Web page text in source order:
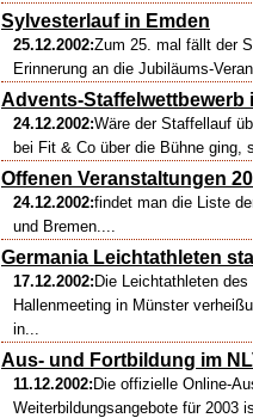
Sylvesterlauf in Emden
25.12.2002:Zum 25. mal fällt der
Erinnerung an die Jubiläums-
Advents-Staffelwettbewerb
24.12.2002:Wäre der Staffellauf
bei Fit & Co über die Bühne ging,
Offenen Veranstaltungen
24.12.2002:findet man die Liste
und Bremen....
Germania Leichtathleten
17.12.2002: Die Leichtathleten
Hallenmeeting in Münster
in...
Aus- und Fortbildung im
11.12.2002: Die offizielle Online-
Weiterbildungsangebote für 2003